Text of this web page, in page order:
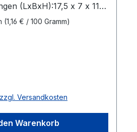
(LxBxH):17,5 x 7 x 11
0,21 kgMarkenname:Wai-
per Karton:40
(LxBxH): 44 x 35,5 x
8,85 kgBarcode:
(1,16 € / 100 Gramm)
Versandkosten
Warenkorb